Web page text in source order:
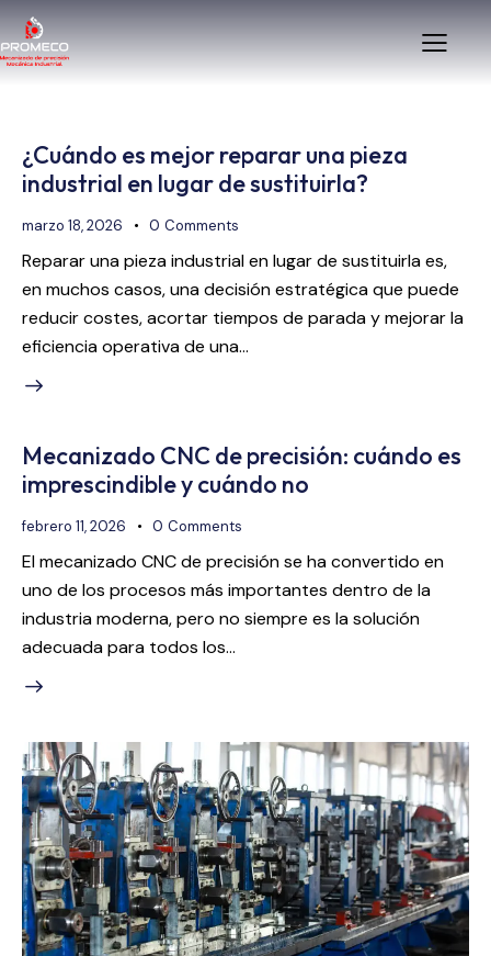
¿Cuándo es mejor reparar una pieza
industrial en lugar de sustituirla?
marzo 18, 2026 0 Comments
Reparar una pieza industrial en lugar de sustituirla es,
en muchos casos, una decisión estratégica que puede
reducir costes, acortar tiempos de parada y mejorar la
eficiencia operativa de una…
Mecanizado CNC de precisión: cuándo es
imprescindible y cuándo no
febrero 11, 2026 0 Comments
El mecanizado CNC de precisión se ha convertido en
uno de los procesos más importantes dentro de la
industria moderna, pero no siempre es la solución
adecuada para todos los…